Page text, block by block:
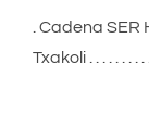
. Cadena
Txakoli . . . . . . . . . .